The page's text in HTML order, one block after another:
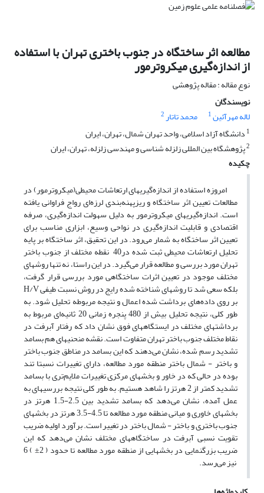
مطالعه اثر ساختگاه در جنوب باختری تهران با استفاده
از اندازه‌گیری میکروترمور
نوع مقاله : مقاله پژوهشی
نویسندگان
لاله مهرآئین1 محمد تاتار2
1 دانشگاه آزاد اسلامی، واحد تهران شمال، تهران، ایران
2پژوهشگاه بین المللی زلزله شناسی و مهندسی زلزله، تهران، ایران
چکیده
امروزه استفاده از اندازه‌گیریهای ارتعاشات محیطی(میکروترمور) در
مطالعات تعیین اثر ساختگاه و ریزپهنه‌بندی لرزه‌ای رواج فراوانی یافته
است. اندازه‌گیریهای میکروترمور به دلیل سهولت اندازه‌گیری، صرفه
اقتصادی و قابلیت اندازه‌گیری در نواحی وسیع، ابزاری مناسب برای
تعیین اثر ساختگاه به شمار می‌رود. در این تحقیق، اثر ساختگاه بر پایه
تحلیل ارتعاشات محیطی ثبت شده در40 نقطه مختلف از جنوب باختر
تهران مورد بررسی و مطالعه قرار می‌گیرد. در این راستا، نه تنها روشهای
مختلف موجود در تعیین اثرات ساختگاهی مورد بررسی قرار گرفت،
بلکه سعی شد تا روشهای شناخته شده رایج در روش نسبت طیفی H/V
بر روی داده‌های برداشت شده اعمال و نتیجه مربوطه تحلیل شود. به
طور کلی، نتیجه تحلیل بیش از 480 پنجره زمانی 20 ثانیه‌ای مربوط به
برداشتهای مختلف در ایستگاههای فوق نشان داد که رفتار آبرفت در
نقاط مختلف جنوب باختر تهران متفاوت است. نقشه منحنیهای هم بسامد
تشدید رسم شده، نشان می‌دهند که این بسامد در مناطق جنوب باختر
و باختر - شمال باختر منطقه مورد مطالعه، دارای تغییرات نسبتا تند
بوده در حالی که در خاور و بخشهای مرکزی تغییرات ملایم‌تری با بسامد
تشدید کمتر از 2 هرتز را شاهد هستیم. به طور کلی نتیجه بررسیهای به
عمل آمده، نشان می‌دهد که بسامد تشدید بین 2.5-1.5 هرتز در
بخشهای خاوری و میانی منطقه مورد مطالعه تا 4.5-3.5 هرتز در بخشهای
جنوب باختری و باختر - شمال باختر در تغییر است. برآورد اولیه ضریب
تقویت نسبی آبرفت در ساختگاههای مختلف نشان می‌دهد که این
ضریب بزرگنمایی در بخشهایی از منطقه مورد مطالعه تا حدود ( 2± ) 6
نیز می‌رسد.